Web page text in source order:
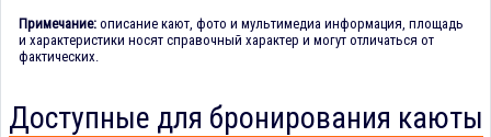
Примечание: описание кают, фото и мультимедиа информация, площадь
и характеристики носят справочный характер и могут отличаться от
фактических.
Доступные для бронирования каюты